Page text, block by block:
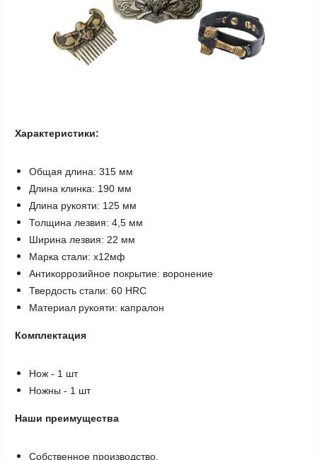
Характеристики:
Общая длина: 315 мм
Длина клинка: 190 мм
Длина рукояти: 125 мм
Толщина лезвия: 4,5 мм
Ширина лезвия: 22 мм
Марка стали: х12мф
Антикоррозийное покрытие: воронение
Твердость стали: 60 HRC
Материал рукояти: капралон
Комплектация
Нож - 1 шт
Ножны - 1 шт
Наши преимущества
Собственное производство.